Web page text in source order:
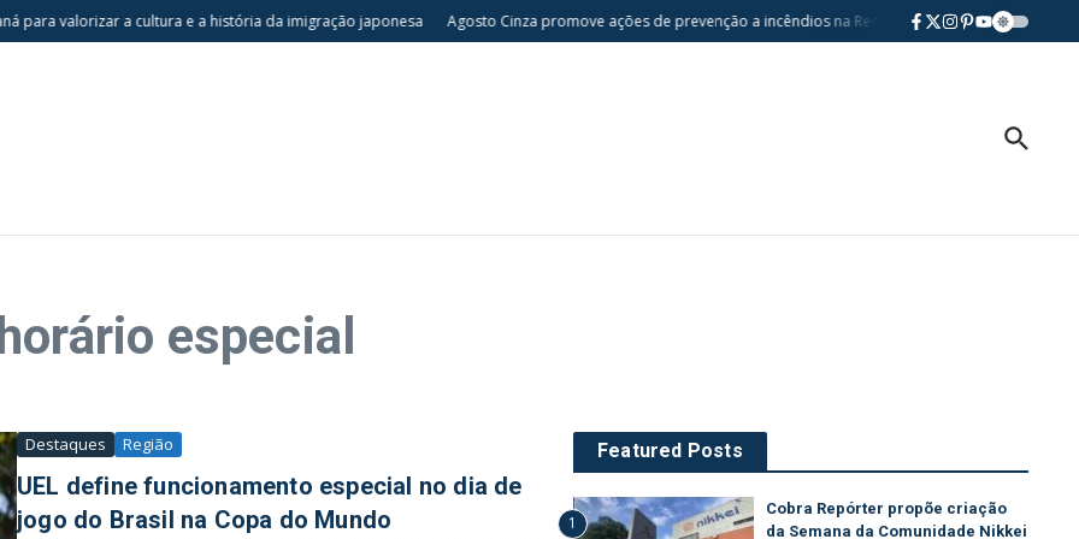
valorizar a cultura e a história da imigração japonesa Agosto Cinza promove ações de prevenção a incêndios na Rede Municipal de Ensino
especial
Destaques Região
UEL define funcionamento especial no dia de
jogo do Brasil na Copa do Mundo
Featured Posts
1
Cobra Repórter propõe criação
da Semana da Comunidade Nikkei